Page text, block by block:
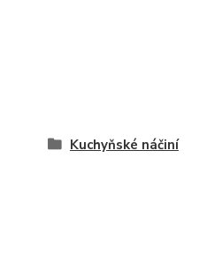
Kuchyňské náčiní